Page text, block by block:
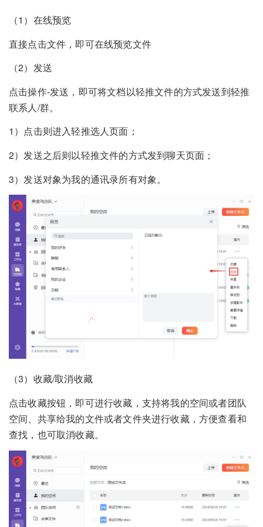
（1）在线预览
直接点击文件，即可在线预览文件
（2）发送
点击操作-发送，即可将文档以轻推文件的方式发送到轻推
联系人/群。
1）点击则进入轻推选人页面；
2）发送之后则以轻推文件的方式发到聊天页面；
3）发送对象为我的通讯录所有对象。
（3）收藏/取消收藏
点击收藏按钮，即可进行收藏，支持将我的空间或者团队
空间、共享给我的文件或者文件夹进行收藏，方便查看和
查找，也可取消收藏。